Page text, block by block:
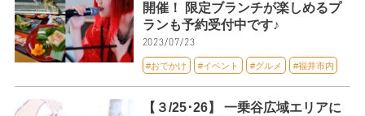
開催！ 限定ブランチが楽しめるプ
ランも予約受付中です♪
2023/07/23
#おでかけ #イベント #グルメ #福井市内
【３/25･26】 一乗谷広域エリアに